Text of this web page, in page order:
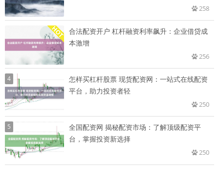
258
合法配资开户 杠杆融资利率飙升：企业借贷成
本激增
256
4
怎样买杠杆股票 现货配资网：一站式在线配资
平台，助力投资者轻
250
5
全国配资网 揭秘配资市场：了解顶级配资平
台，掌握投资新选择
250